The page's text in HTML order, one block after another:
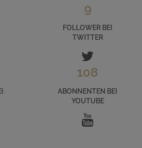
9
FOLLOWER BEI
TWITTER
108
ABONNENTEN BEI
YOUTUBE